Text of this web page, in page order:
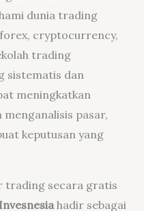
dunia trading
cryptocurrency,
trading
sistematis dan
meningkatkan
pasar,
keputusan yang
trading secara gratis
Invesnesiahadir sebagai